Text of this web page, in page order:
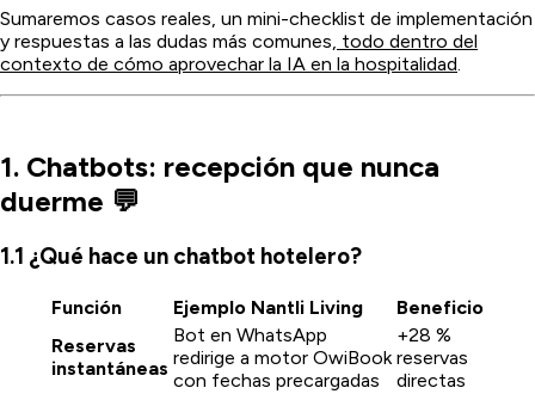
Sumaremos casos reales, un mini-checklist de implementación
y respuestas a las dudas más comunes, todo dentro del
contexto de cómo aprovechar la IA en la hospitalidad.
1. Chatbots: recepción que nunca
duerme 💬
1.1 ¿Qué hace un chatbot hotelero?
Función Ejemplo Nantli Living
Beneficio
Reservas
instantáneas
Bot en WhatsApp
redirige a motor OwiBook
con fechas precargadas
+28 %
reservas
directas